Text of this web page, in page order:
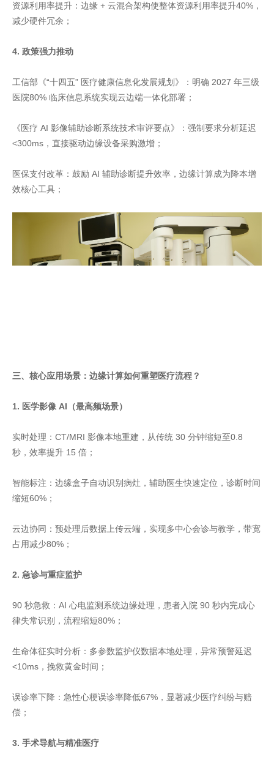
资源利用率提升：边缘 + 云混合架构使整体资源利用率提升40%，
减少硬件冗余；
4. 政策强力推动
工信部《“十四五” 医疗健康信息化发展规划》：明确 2027 年三级
医院80% 临床信息系统实现云边端一体化部署；
《医疗 AI 影像辅助诊断系统技术审评要点》：强制要求分析延迟
<300ms，直接驱动边缘设备采购激增；
医保支付改革：鼓励 AI 辅助诊断提升效率，边缘计算成为降本增
效核心工具；
三、核心应用场景：边缘计算如何重塑医疗流程？
1. 医学影像 AI（最高频场景）
实时处理：CT/MRI 影像本地重建，从传统 30 分钟缩短至0.8
秒，效率提升 15 倍；
智能标注：边缘盒子自动识别病灶，辅助医生快速定位，诊断时间
缩短60%；
云边协同：预处理后数据上传云端，实现多中心会诊与教学，带宽
占用减少80%；
2. 急诊与重症监护
90 秒急救：AI 心电监测系统边缘处理，患者入院 90 秒内完成心
律失常识别，流程缩短80%；
生命体征实时分析：多参数监护仪数据本地处理，异常预警延迟
<10ms，挽救黄金时间；
误诊率下降：急性心梗误诊率降低67%，显著减少医疗纠纷与赔
偿；
3. 手术导航与精准医疗